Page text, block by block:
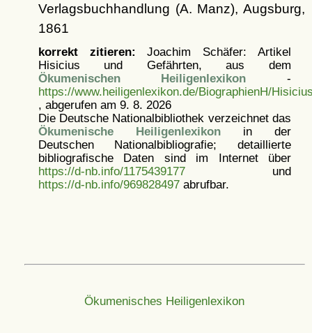
Verlagsbuchhandlung (A. Manz), Augsburg,
1861
korrekt zitieren: Joachim Schäfer: Artikel
Hisicius und Gefährten, aus dem
Ökumenischen Heiligenlexikon -
https://www.heiligenlexikon.de/BiographienH/
, abgerufen am 9. 8. 2026
Die Deutsche Nationalbibliothek verzeichnet das
Ökumenische Heiligenlexikonin der
Deutschen Nationalbibliografie; detaillierte
bibliografische Daten sind im Internet über
https://d-nb.info/1175439177und
https://d-nb.info/969828497abrufbar.
Ökumenisches Heiligenlexikon